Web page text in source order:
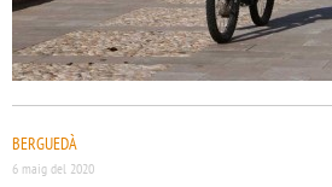
BERGUEDÀ
6 maig del 2020